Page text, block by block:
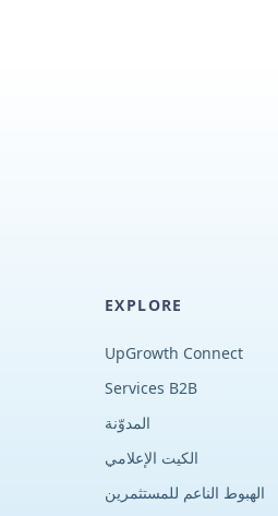
EXPLORE
UpGrowth Connect
Services B2B
المدوّنة
الكيت الإعلامي
الهبوط الناعم للمستثمرين